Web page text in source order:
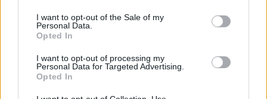
I want to opt-out of the Sale of my
Personal Data.
Opted In
I want to opt-out of processing my
Personal Data for Targeted Advertising.
Opted In
human.
de la Running Sèries Terres de l’Ebre
Campredó acull la quarta prova dels
recorreguts